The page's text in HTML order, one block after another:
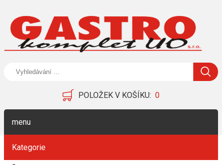
POLOŽEK V KOŠÍKU: 0
menu
Kategorie